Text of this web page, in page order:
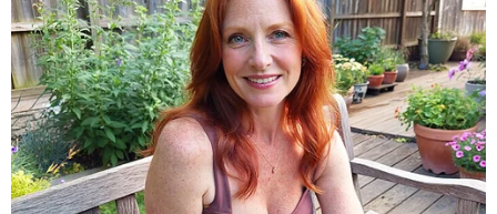
hniloba, musíte okamžitě
shromáždit a zlikvidovat
všechny hnijící bobule mimo
lokalitu. Musíte sbírat opatrně,
nedotýkejte se zdravých